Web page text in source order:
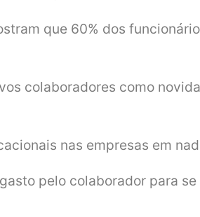
que 60% dos
colaboradores como
nas empresas em
pelo colaborador para